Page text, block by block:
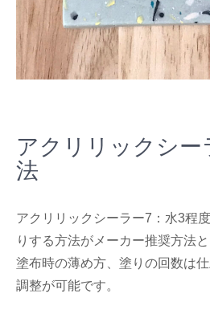
アクリリックシー
法
アクリリックシーラー7：水3程
りする方法がメーカー推奨方法と
塗布時の薄め方、塗りの回数は
調整が可能です。